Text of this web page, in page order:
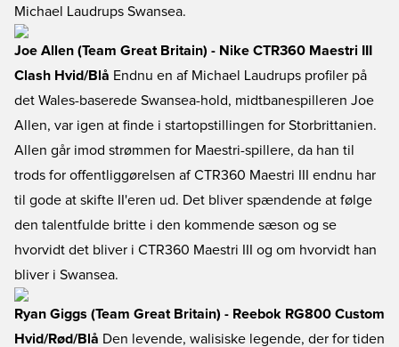
Michael Laudrups Swansea.
Joe Allen (Team Great Britain) - Nike CTR360 Maestri III
Clash Hvid/Blå Endnu en af Michael Laudrups profiler på
det Wales-baserede Swansea-hold, midtbanespilleren Joe
Allen, var igen at finde i startopstillingen for Storbrittanien.
Allen går imod strømmen for Maestri-spillere, da han til
trods for offentliggørelsen af CTR360 Maestri III endnu har
til gode at skifte II'eren ud. Det bliver spændende at følge
den talentfulde britte i den kommende sæson og se
hvorvidt det bliver i CTR360 Maestri III og om hvorvidt han
bliver i Swansea.
Ryan Giggs (Team Great Britain) - Reebok RG800 Custom
Hvid/Rød/Blå Den levende, walisiske legende, der for tiden